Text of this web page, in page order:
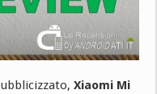
Xiaomi Mi